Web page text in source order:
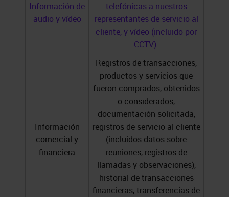
Información de
audio y vídeo
telefónicas a nuestros
representantes de servicio al
cliente, y vídeo (incluido por
CCTV).
Información
comercial y
financiera
Registros de transacciones,
productos y servicios que
fueron comprados, obtenidos
o considerados,
documentación solicitada,
registros de servicio al cliente
(incluidos datos sobre
reuniones, registros de
llamadas y observaciones),
historial de transacciones
financieras, transferencias de